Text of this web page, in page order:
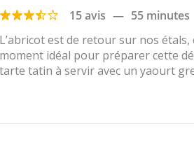
15 avis — 55 minutes
L’abricot est de retour sur nos étals,
moment idéal pour préparer cette
tarte tatin à servir avec un yaourt